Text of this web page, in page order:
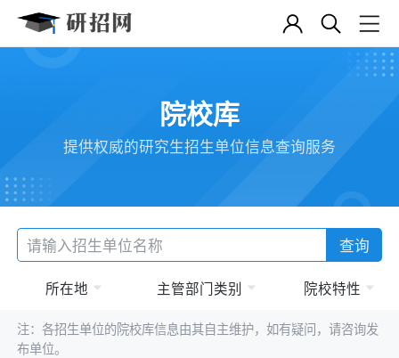
院校库
提供权威的研究生招生单位信息查询服务
查询
所在地 主管部门类别 院校特性
注：各招生单位的院校库信息由其自主维护，如有疑问，请咨询发
布单位。